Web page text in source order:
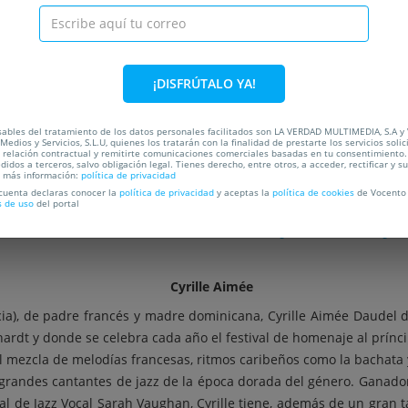
ENTRADAS PARA CONCIERTOS, ESPECTÁCULOS Y FESTIVALES
AIMÉE XIMO TEBAR NEW
Cyrille Aimée
de padre francés y madre dominicana, Cyrille Aimée Daudel
y donde se celebra cada año el festival de homenaje al
de melodías francesas, ritmos caribeños como la
cantantes de jazz de la época dorada del género.
de Jazz Vocal Sarah Vaughan, Cyrille tiene, además de un
¡DISFRÚTALO YA!
del tratamiento de los datos personales facilitados son LA VERDAD MULTIMEDIA, S.A y
y Servicios, S.L.U, quienes los tratarán con la finalidad de prestarte los servicios
contractual y remitirte comunicaciones comerciales basadas en tu
a terceros, salvo obligación legal. Tienes derecho, entre otros, a acceder, rectificar y
información: política de privacidad
declaras conocer la política de privacidad y aceptas la política de cookies de
de uso del portal